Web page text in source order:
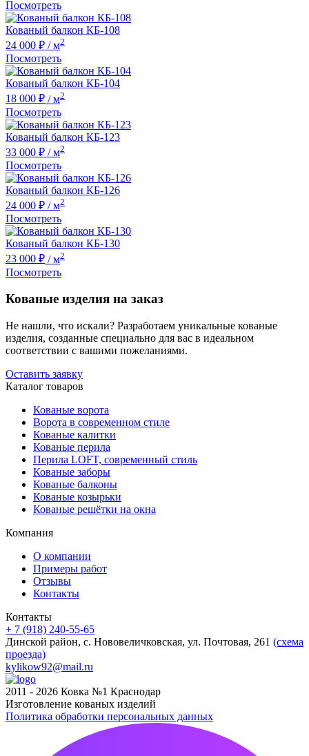
Посмотреть
Кованый балкон КБ-108
24 000 ₽ / м2
Посмотреть
Кованый балкон КБ-104
18 000 ₽ / м2
Посмотреть
Кованый балкон КБ-123
33 000 ₽ / м2
Посмотреть
Кованый балкон КБ-126
24 000 ₽ / м2
Посмотреть
Кованый балкон КБ-130
23 000 ₽ / м2
Посмотреть
Кованые изделия на заказ
Не нашли, что искали? Разработаем уникальные кованые
изделия, созданные специально для вас в идеальном
соответствии с вашими пожеланиями.
Оставить заявку
Каталог товаров
Кованые ворота
Ворота в современном стиле
Кованые калитки
Кованые перила
Перила LOFT, современный стиль
Кованые заборы
Кованые балконы
Кованые козырьки
Кованые решётки на окна
Компания
О компании
Примеры работ
Отзывы
Контакты
Контакты
+ 7 (918) 240-55-65
Динской район, с. Нововеличковская, ул. Почтовая, 261 (схема
проезда)
kylikow92@mail.ru
2011 - 2026 Ковка №1 Краснодар
Изготовление кованых изделий
Политика обработки персональных данных